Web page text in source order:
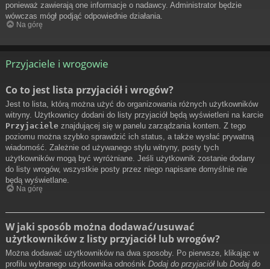
ponieważ zawierają one informacje o nadawcy. Administrator będzie
wówczas mógł podjąć odpowiednie działania.
Na górę
Przyjaciele i wrogowie
Co to jest lista przyjaciół i wrogów?
Jest to lista, którą można użyć do organizowania różnych użytkowników
witryny. Użytkownicy dodani do listy przyjaciół będą wyświetleni na karcie
Przyjaciele znajdującej się w panelu zarządzania kontem. Z tego
poziomu można szybko sprawdzić ich status, a także wysłać prywatną
wiadomość. Zależnie od używanego stylu witryny, posty tych
użytkowników mogą być wyróżniane. Jeśli użytkownik zostanie dodany
do listy wrogów, wszystkie posty przez niego napisane domyślnie nie
będą wyświetlane.
Na górę
W jaki sposób można dodawać/usuwać
użytkowników z listy przyjaciół lub wrogów?
Można dodawać użytkowników na dwa sposoby. Po pierwsze, klikając w
profilu wybranego użytkownika odnośnik Dodaj do przyjaciół lub Dodaj do